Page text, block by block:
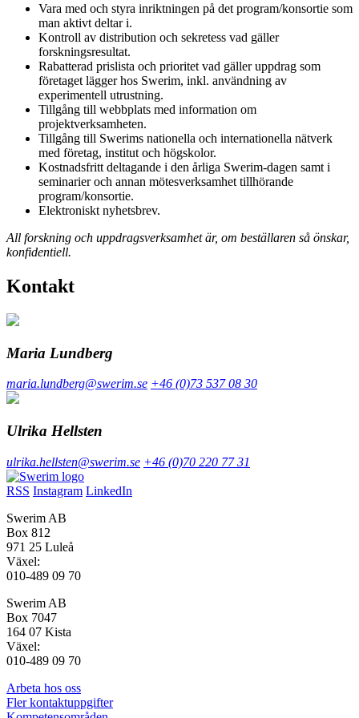
Vara med och styra inriktningen på det program/konsortie som
man aktivt deltar i.
Kontroll av distribution och sekretess vad gäller
forskningsresultat.
Rabatterad prislista och prioritet vad gäller uppdrag som
företaget lägger hos Swerim, inkl. användning av
experimentell utrustning.
Tillgång till webbplats med information om
projektverksamheten.
Tillgång till Swerims nationella och internationella nätverk
med företag, institut och högskolor.
Kostnadsfritt deltagande i den årliga Swerim-dagen samt i
seminarier och annan mötesverksamhet tillhörande
program/konsortie.
Elektroniskt nyhetsbrev.
All forskning och uppdragsverksamhet är, om beställaren så önskar,
konfidentiell.
Kontakt
Maria Lundberg
maria.lundberg@swerim.se +46 (0)73 537 08 30
Ulrika Hellsten
ulrika.hellsten@swerim.se +46 (0)70 220 77 31
RSS Instagram LinkedIn
Swerim AB
Box 812
971 25 Luleå
Växel:
010-489 09 70
Swerim AB
Box 7047
164 07 Kista
Växel:
010-489 09 70
Arbeta hos oss
Fler kontaktuppgifter